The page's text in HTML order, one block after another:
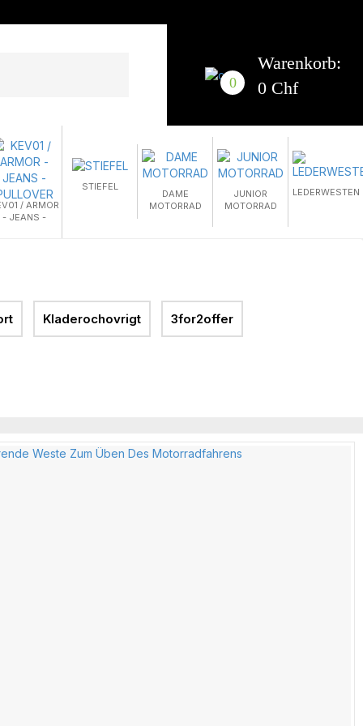
0
Warenkorb:
0 Chf
/ ARMOR
- JEANS -
STIEFEL
DAME
MOTORRAD
JUNIOR
MOTORRAD
LEDERWESTEN
Kladerochovrigt 3for2offer